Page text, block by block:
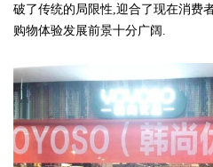
破了传统的局限性,迎合了现在消费
购物体验发展前景十分广阔.